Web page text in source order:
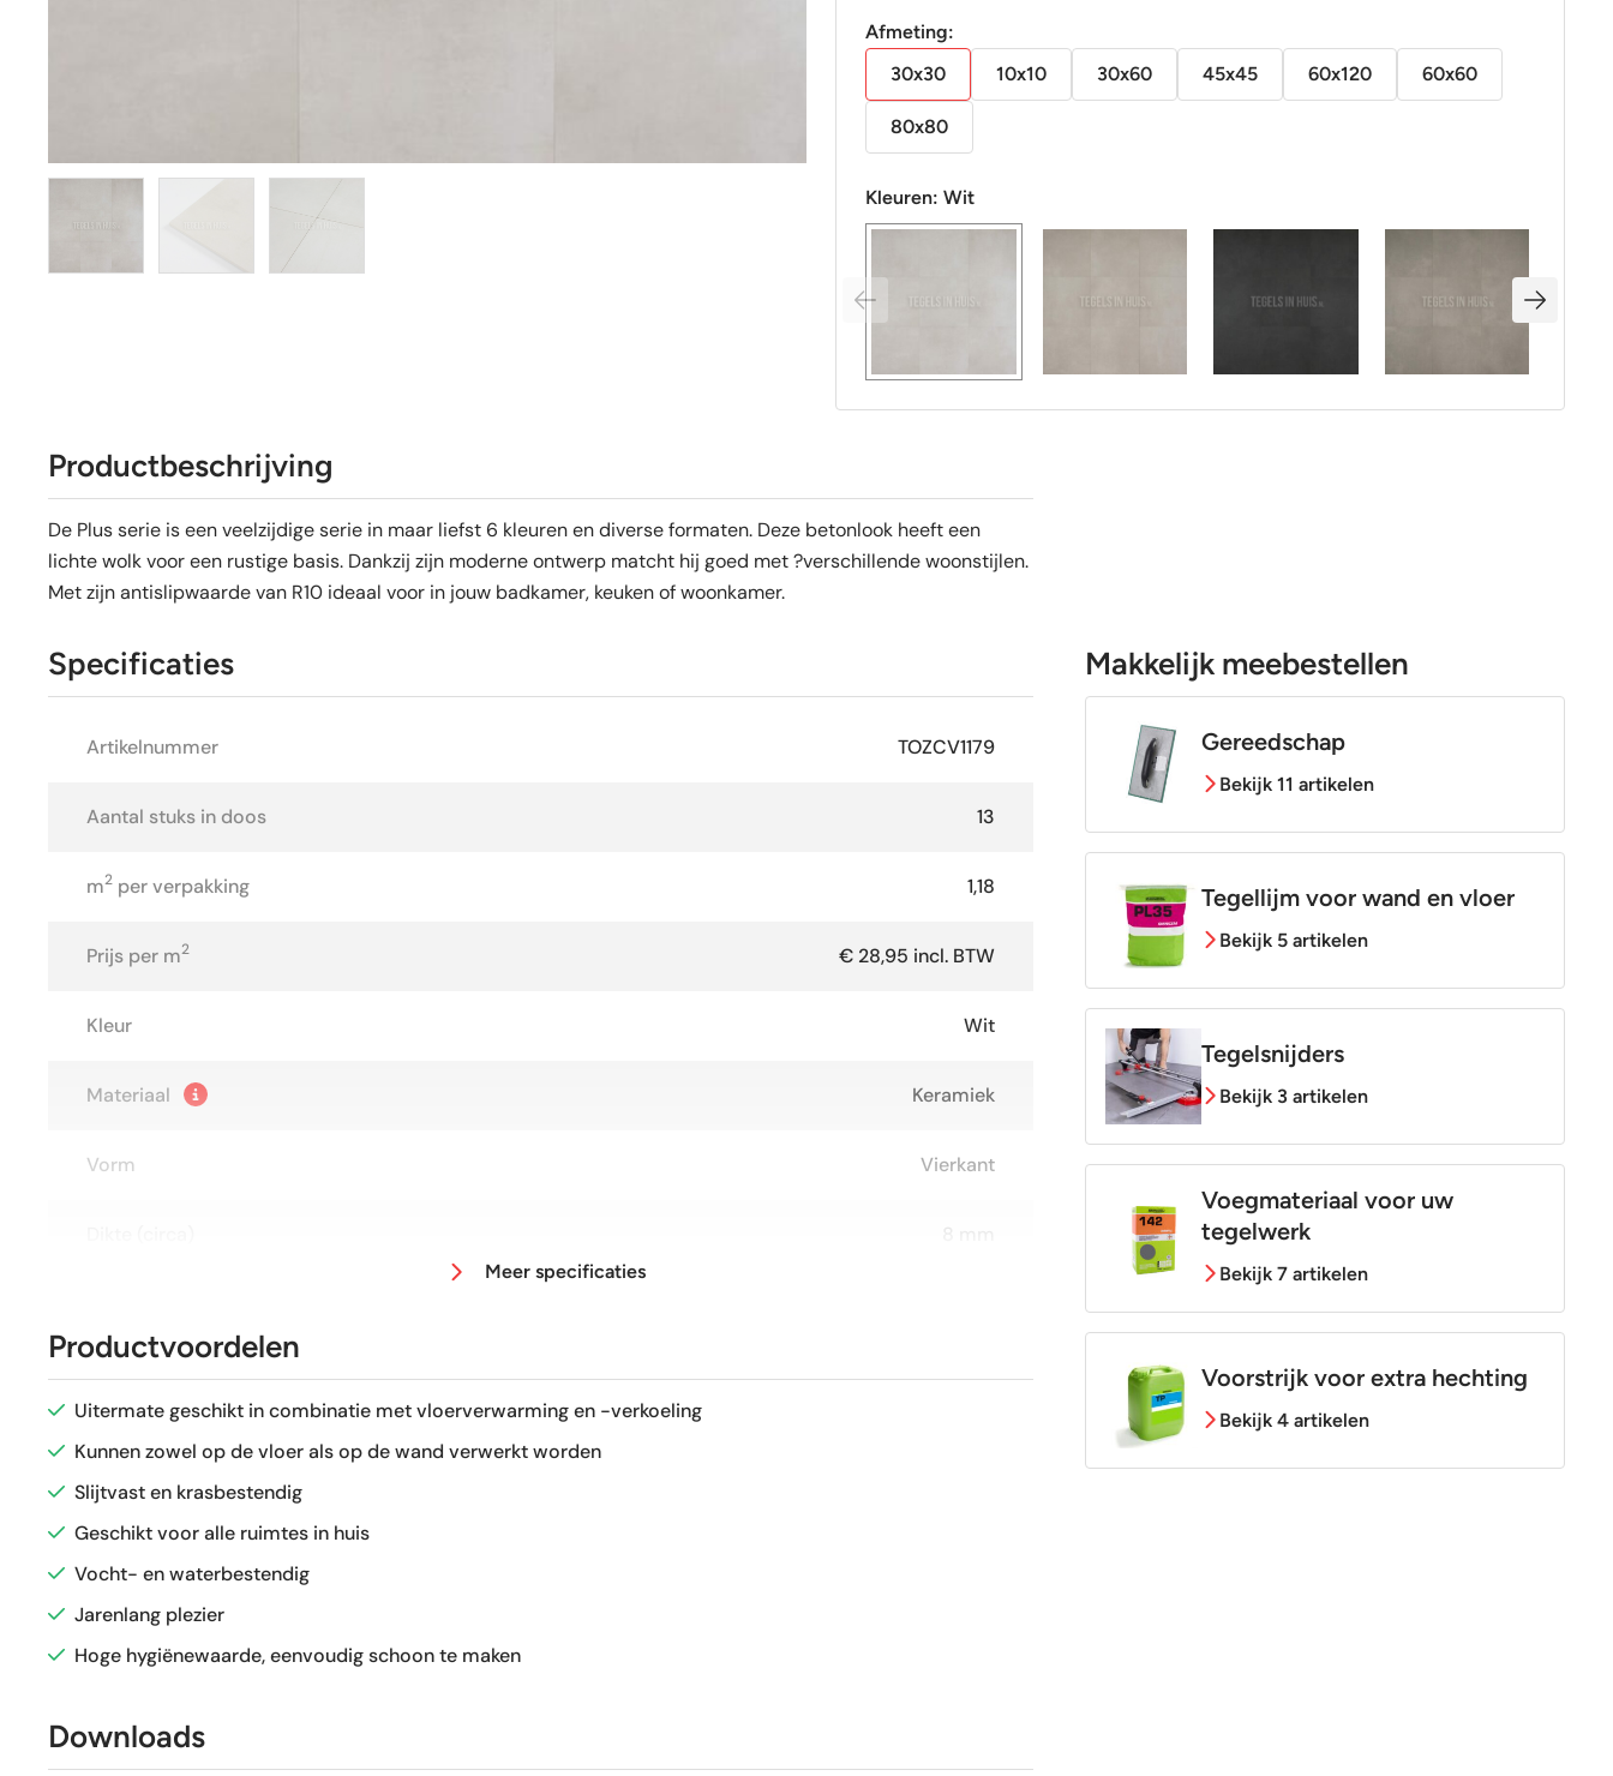
Afmeting:
30x30
10x10 30x60 45x45 60x120 60x60
80x80
Kleuren: Wit
Productbeschrijving
De Plus serie is een veelzijdige serie in maar liefst 6 kleuren en diverse formaten. Deze betonlook heeft een
lichte wolk voor een rustige basis. Dankzij zijn moderne ontwerp matcht hij goed met ?verschillende woonstijlen.
Met zijn antislipwaarde van R10 ideaal voor in jouw badkamer, keuken of woonkamer.
Specificaties
Artikelnummer TOZCV1179
Aantal stuks in doos 13
m2 per verpakking 1,18
Prijs per m2 € 28,95 incl. BTW
Kleur Wit
Materiaal Keramiek
Vorm Vierkant
Antislipwaarde R10
Glans / Mat
Gerectificeerd
Vorstbestendig
Sortering
Craquelé
Meer specificaties
Productvoordelen
Uitermate geschikt in combinatie met vloerverwarming en -verkoeling
Kunnen zowel op de vloer als op de wand verwerkt worden
Slijtvast en krasbestendig
Geschikt voor alle ruimtes in huis
Vocht- en waterbestendig
Jarenlang plezier
Hoge hygiënewaarde, eenvoudig schoon te maken
Downloads
Makkelijk meebestellen
Gereedschap
Bekijk 11 artikelen
Tegellijm voor wand en vloer
Bekijk 5 artikelen
Tegelsnijders
Bekijk 3 artikelen
Voegmateriaal voor uw
tegelwerk
Bekijk 7 artikelen
Voorstrijk voor extra hechting
Bekijk 4 artikelen